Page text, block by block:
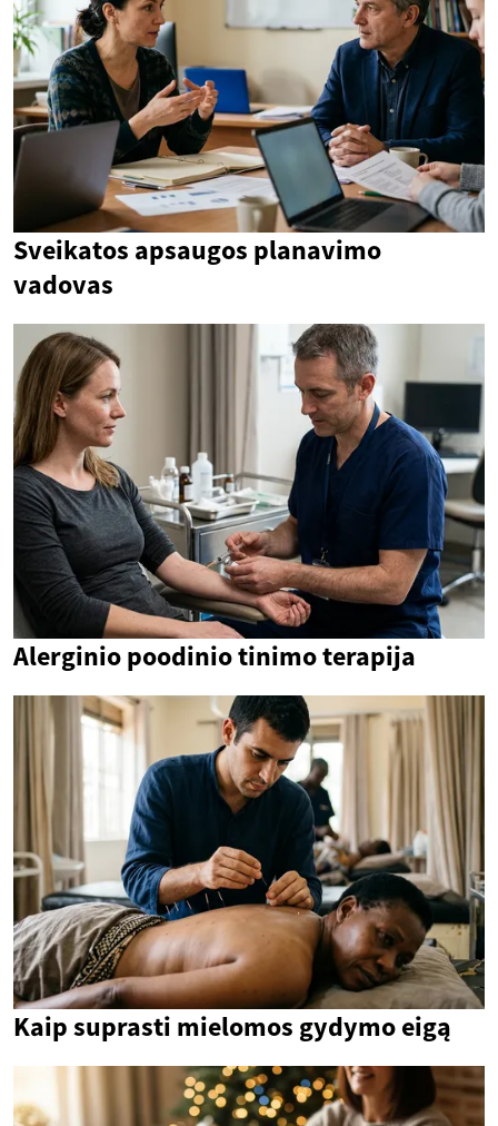
Sveikatos apsaugos planavimo
vadovas
Alerginio poodinio tinimo terapija
Kaip suprasti mielomos gydymo eigą